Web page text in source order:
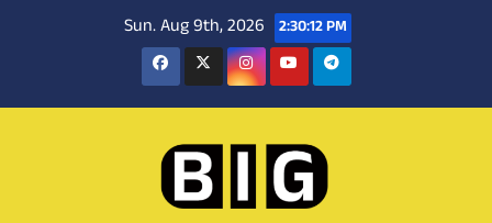
Sun. Aug 9th, 2026 2:30:13 PM